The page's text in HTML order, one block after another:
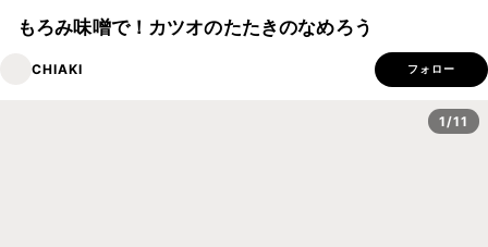
もろみ味噌で！カツオのたたきのなめろう
CHIAKI フォロー
1/11